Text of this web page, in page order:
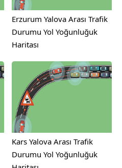
Erzurum Yalova Arası Trafik
Durumu Yol Yoğunluğuk
Haritası
Kars Yalova Arası Trafik
Durumu Yol Yoğunluğuk